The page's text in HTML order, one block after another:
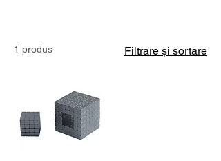
1 produs Filtrare și sortare